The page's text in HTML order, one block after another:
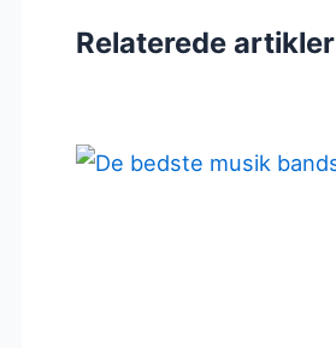
Relaterede artikler